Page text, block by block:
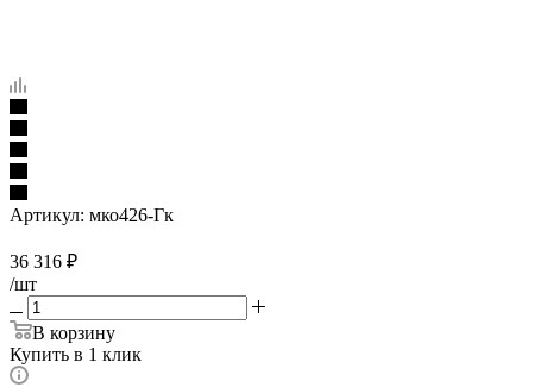
Артикул: мко426-Гк
36 316 ₽
/шт
В корзину
Купить в 1 клик